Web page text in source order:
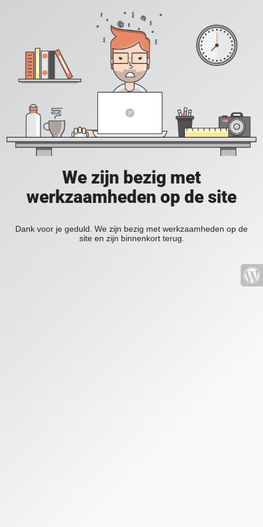
We zijn bezig met
werkzaamheden op de site
Dank voor je geduld. We zijn bezig met werkzaamheden op de
site en zijn binnenkort terug.